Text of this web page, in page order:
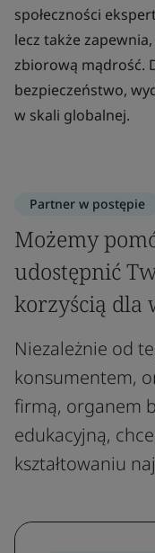
społeczności
lecz także
zbiorową mądrość.
bezpieczeństwo,
w skali globalnej.
Partner w postępie
Możemy
udostępnić
korzyścią dla
Niezależnie od
konsumentem,
firmą, organem
edukacyjną,
kształtowaniu